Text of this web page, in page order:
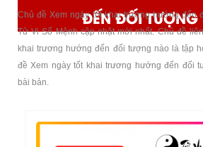
ĐẾN ĐỐI TƯỢNG
Chủ đề Xem ngày tốt khai trương hướng đến
Tử Vi Số Mệnh cập nhật mới nhất. Chủ đề
khai trương hướng đến đối tượng nào là tập
đề Xem ngày tốt khai trương hướng đến đối
bài bản.